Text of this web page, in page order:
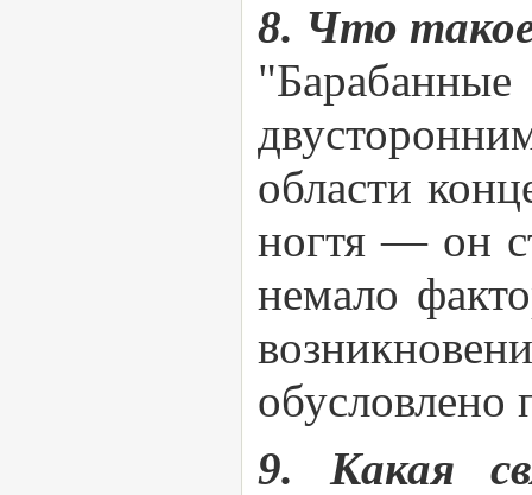
8. Что
области
ногтя — он
немало
обусловлено
9. Какая